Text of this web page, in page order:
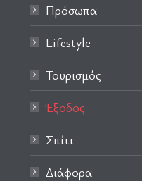
Πρόσωπα
Lifestyle
Τουρισμός
Έξοδος
Σπίτι
Διάφορα